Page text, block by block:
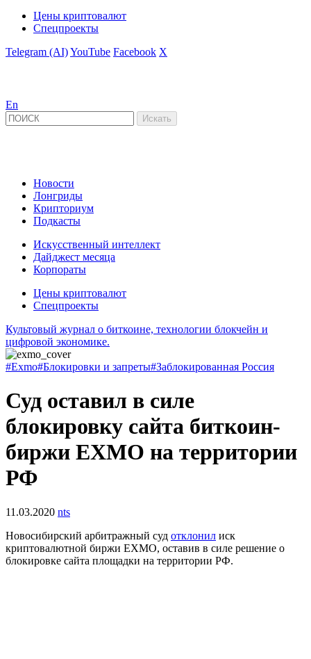
Цены криптовалют
Спецпроекты
Telegram (AI)YouTube Facebook X
En
Новости
Лонгриды
Крипториум
Подкасты
Искусственный интеллект
Дайджест месяца
Корпораты
Цены криптовалют
Спецпроекты
Культовый журнал о биткоине, технологии блокчейн и
цифровой экономике.
#Exmo#Блокировки и запреты#Заблокированная Россия
Суд оставил в силе
блокировку сайта биткоин-
биржи EXMO на территории
РФ
11.03.2020 nts
Новосибирский арбитражный суд отклонил иск
криптовалютной биржи EXMO, оставив в силе решение о
блокировке сайта площадки на территории РФ.